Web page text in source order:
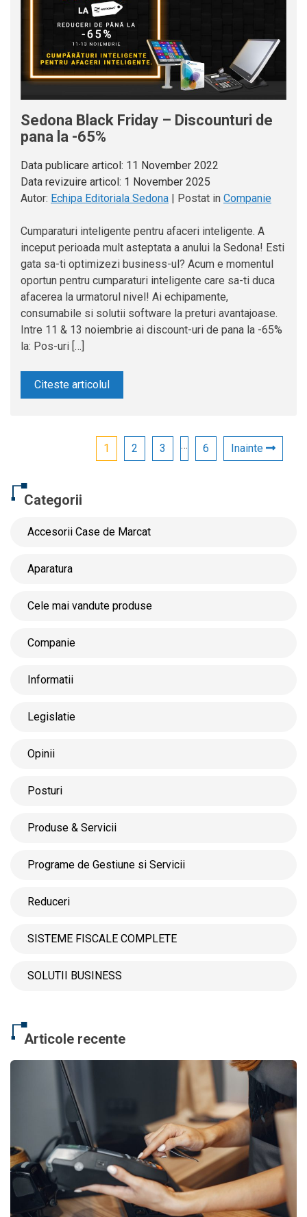
Sedona Black Friday – Discounturi de
pana la -65%
Data publicare articol: 11 November 2022
Data revizuire articol: 1 November 2025
Autor: Echipa Editoriala Sedona Postat in Companie
Cumparaturi inteligente pentru afaceri inteligente. A
inceput perioada mult asteptata a anului la Sedona! Esti
gata sa-ti optimizezi business-ul? Acum e momentul
oportun pentru cumparaturi inteligente care sa-ti duca
afacerea la urmatorul nivel! Ai echipamente,
consumabile si solutii software la preturi avantajoase.
Intre 11 & 13 noiembrie ai discount-uri de pana la -65%
la: Pos-uri […]
Citeste articolul
1 2 3 … 6 Inainte
Categorii
Accesorii Case de Marcat
Aparatura
Cele mai vandute produse
Companie
Informatii
Legislatie
Opinii
Posturi
Produse & Servicii
Programe de Gestiune si Servicii
Reduceri
SISTEME FISCALE COMPLETE
SOLUTII BUSINESS
Articole recente